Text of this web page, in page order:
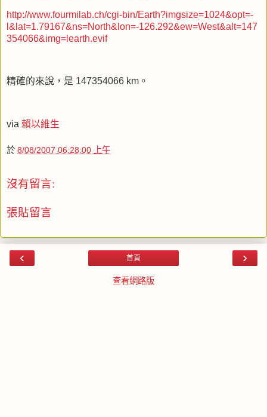
http://www.fourmilab.ch/cgi-bin/Earth?imgsize=1024&opt=-
l&lat=1.79167&ns=North&lon=-126.292&ew=West&alt=147
354066&img=learth.evif
精確的來說，是 147354066 km。
via 賴以維生
於 8/08/2007 06:28:00 上午
沒有留言:
張貼留言
‹ ›
首頁
查看網路版